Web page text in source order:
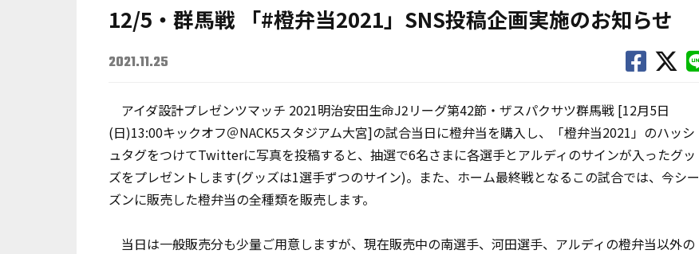
12/5・群馬戦 「#橙弁当2021」SNS投稿企画実施のお知らせ
2021.11.25
アイダ設計プレゼンツマッチ 2021明治安田生命J2リーグ第42節・ザスパクサツ群馬戦 [12月5日
(日)13:00キックオフ＠NACK5スタジアム大宮]の試合当日に橙弁当を購入し、「橙弁当2021」のハッシ
ュタグをつけてTwitterに写真を投稿すると、抽選で6名さまに各選手とアルディのサインが入ったグッ
ズをプレゼントします(グッズは1選手ずつのサイン)。また、ホーム最終戦となるこの試合では、今シー
ズンに販売した橙弁当の全種類を販売します。
当日は一般販売分も少量ご用意しますが、現在販売中の南選手、河田選手、アルディの橙弁当以外の